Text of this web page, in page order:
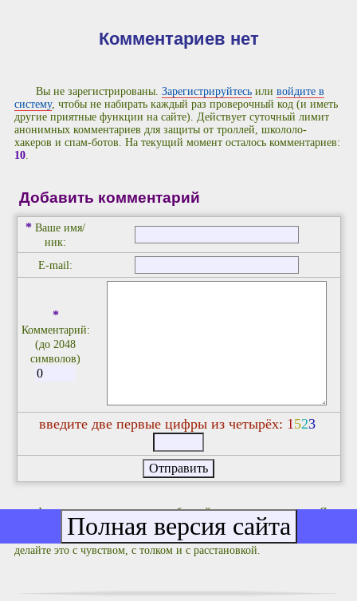
Комментариев нет
Вы не зарегистрированы.Зарегистрируйтесь иливойдите в
систему, чтобы не набирать каждый раз проверочный код (и иметь
другие приятные функции на сайте). Действует суточный лимит
анонимных комментариев для защиты от троллей, школоло-
хакеров и спам-ботов. На текущий момент осталось комментариев:
10
Добавить комментарий
* Ваше имя/
ник:
E-mail:
*
Комментарий:
(до 2048
символов)
введите две первые цифры из четырёх: 1 523
Фулюганствовать не надо: соблюдайте правила приличия. Я не
люблю комментариев не по делу типа "Оццтой!" и им подобных.
Если хотите что-то покритиковать или поучить кого-то жизни -
делайте это с чувством, с толком и с расстановкой.